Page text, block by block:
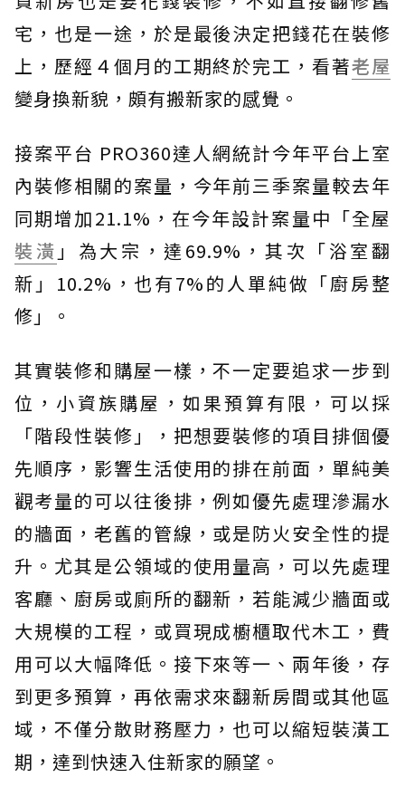
宅，也是一途，於是最後決定把錢花在裝修
上，歷經４個月的工期終於完工，看著老屋
變身換新貌，頗有搬新家的感覺。
接案平台 PRO360達人網統計今年平台上室
內裝修相關的案量，今年前三季案量較去年
同期增加21.1%，在今年設計案量中「全屋
裝潢 」為大宗，達69.9%，其次「浴室翻
新」10.2%，也有7%的人單純做「廚房整
修」。
其實裝修和購屋一樣，不一定要追求一步到
位，小資族購屋，如果預算有限，可以採
「階段性裝修」，把想要裝修的項目排個優
先順序，影響生活使用的排在前面，單純美
觀考量的可以往後排，例如優先處理滲漏水
的牆面，老舊的管線，或是防火安全性的提
升。尤其是公領域的使用量高，可以先處理
客廳、廚房或廁所的翻新，若能減少牆面或
大規模的工程，或買現成櫥櫃取代木工，費
用可以大幅降低。接下來等一、兩年後，存
到更多預算，再依需求來翻新房間或其他區
域，不僅分散財務壓力，也可以縮短裝潢工
期，達到快速入住新家的願望。